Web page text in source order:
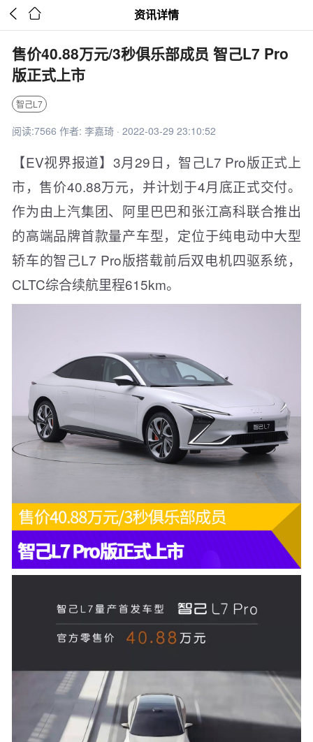
  资讯详情
售价40.88万元/3秒俱乐部成员 智己L7 Pro
版正式上市
智己L7
阅读:7566 作者: 李嘉琦 · 2022-03-29 23:10:52
【EV视界报道】3月29日，智己L7 Pro版正式上
市，售价40.88万元，并计划于4月底正式交付。
作为由上汽集团、阿里巴巴和张江高科联合推出
的高端品牌首款量产车型，定位于纯电动中大型
轿车的智己L7 Pro版搭载前后双电机四驱系统，
CLTC综合续航里程615km。